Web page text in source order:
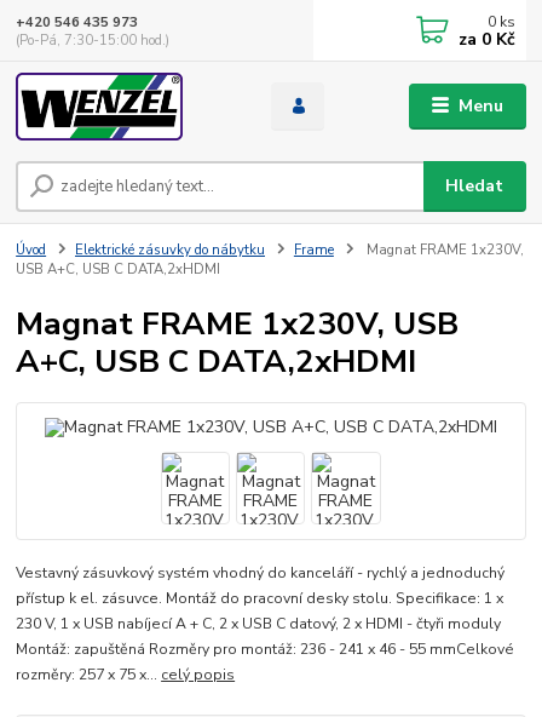
Menu
Hledat
+420 546 435 973
(Po-Pá, 7:30-15:00 hod.)
0 ks
za 0 Kč
Úvod Elektrické zásuvky do nábytku Frame
Magnat FRAME 1x230V,
USB A+C, USB C DATA,2xHDMI
Magnat FRAME 1x230V, USB
A+C, USB C DATA,2xHDMI
Vestavný zásuvkový systém vhodný do kanceláří - rychlý a jednoduchý
přístup k el. zásuvce. Montáž do pracovní desky stolu. Specifikace: 1 x
230 V, 1 x USB nabíjecí A + C, 2 x USB C datový, 2 x HDMI - čtyři moduly
Montáž: zapuštěná Rozměry pro montáž: 236 - 241 x 46 - 55 mmCelkové
rozměry: 257 x 75 x... celý popis